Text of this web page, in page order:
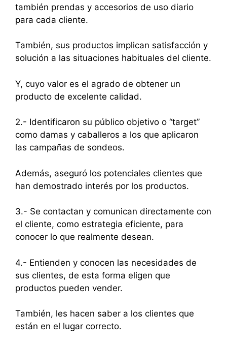
también prendas y accesorios de uso diario
para cada cliente.
También, sus productos implican satisfacción y
solución a las situaciones habituales del cliente.
Y, cuyo valor es el agrado de obtener un
producto de excelente calidad.
2.- Identificaron su público objetivo o “target”
como damas y caballeros a los que aplicaron
las campañas de sondeos.
Además, aseguró los potenciales clientes que
han demostrado interés por los productos.
3.- Se contactan y comunican directamente con
el cliente, como estrategia eficiente, para
conocer lo que realmente desean.
4.- Entienden y conocen las necesidades de
sus clientes, de esta forma eligen que
productos pueden vender.
También, les hacen saber a los clientes que
están en el lugar correcto.